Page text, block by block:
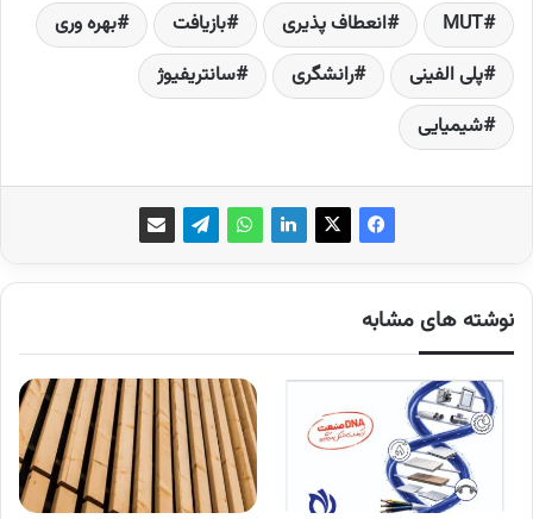
MUT انعطاف پذیری بازیافت
بهره وری
پلی الفینی
رانشگری
سانتریفیوژ
شیمیایی
نوشته های مشابه